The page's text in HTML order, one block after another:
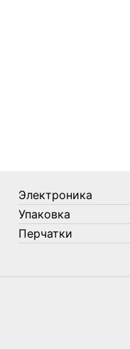
Электроника
Упаковка
Перчатки